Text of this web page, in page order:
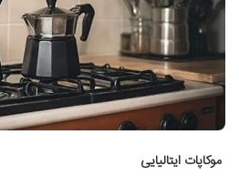
موکاپات ایتالیایی